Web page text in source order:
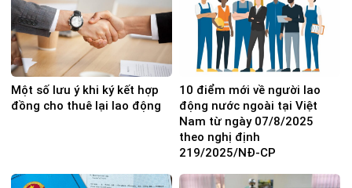
Một số lưu ý khi ký kết hợp
đồng cho thuê lại lao động
10 điểm mới về người lao
động nước ngoài tại Việt
Nam từ ngày 07/8/2025
theo nghị định
219/2025/NĐ-CP